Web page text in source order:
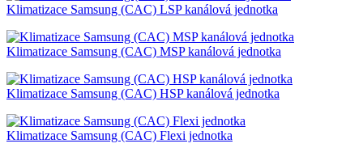
Klimatizace Samsung (CAC) LSP kanálová jednotka
Klimatizace Samsung (CAC) MSP kanálová jednotka
Klimatizace Samsung (CAC) HSP kanálová jednotka
Klimatizace Samsung (CAC) Flexi jednotka